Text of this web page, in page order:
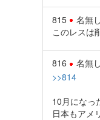
815 名無し
このレスは
816 名無し
>>814
10月になっ
日本もアメ